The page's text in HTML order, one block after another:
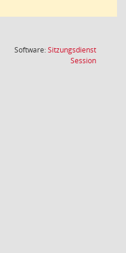
Software:Sitzungsdienst
Session(Wird in